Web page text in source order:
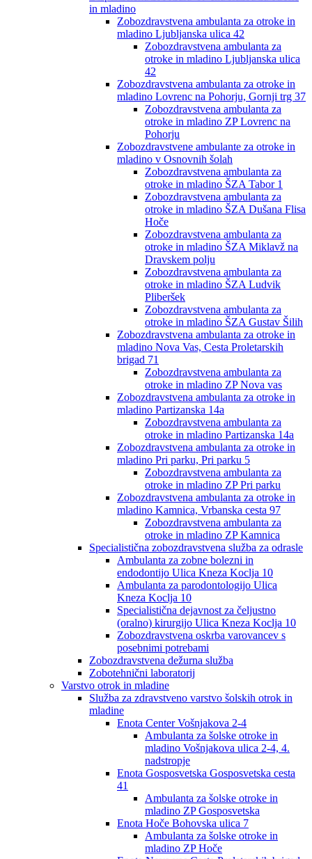
in mladino
Zobozdravstvena ambulanta za otroke in
mladino Ljubljanska ulica 42
Zobozdravstvena ambulanta za
otroke in mladino Ljubljanska ulica
42
Zobozdravstvena ambulanta za otroke in
mladino Lovrenc na Pohorju, Gornji trg 37
Zobozdravstvena ambulanta za
otroke in mladino ZP Lovrenc na
Pohorju
Zobozdravstvene ambulante za otroke in
mladino v Osnovnih šolah
Zobozdravstvena ambulanta za
otroke in mladino ŠZA Tabor 1
Zobozdravstvena ambulanta za
otroke in mladino ŠZA Dušana Flisa
Hoče
Zobozdravstvena ambulanta za
otroke in mladino ŠZA Miklavž na
Dravskem polju
Zobozdravstvena ambulanta za
otroke in mladino ŠZA Ludvik
Pliberšek
Zobozdravstvena ambulanta za
otroke in mladino ŠZA Gustav Šilih
Zobozdravstvena ambulanta za otroke in
mladino Nova Vas, Cesta Proletarskih
brigad 71
Zobozdravstvena ambulanta za
otroke in mladino ZP Nova vas
Zobozdravstvena ambulanta za otroke in
mladino Partizanska 14a
Zobozdravstvena ambulanta za
otroke in mladino Partizanska 14a
Zobozdravstvena ambulanta za otroke in
mladino Pri parku, Pri parku 5
Zobozdravstvena ambulanta za
otroke in mladino ZP Pri parku
Zobozdravstvena ambulanta za otroke in
mladino Kamnica, Vrbanska cesta 97
Zobozdravstvena ambulanta za
otroke in mladino ZP Kamnica
Specialistična zobozdravstvena služba za odrasle
Ambulanta za zobne bolezni in
endodontijo Ulica Kneza Koclja 10
Ambulanta za parodontologijo Ulica
Kneza Koclja 10
Specialistična dejavnost za čeljustno
(oralno) kirurgijo Ulica Kneza Koclja 10
Zobozdravstvena oskrba varovancev s
posebnimi potrebami
Zobozdravstvena dežurna služba
Zobotehnični laboratorij
Varstvo otrok in mladine
Služba za zdravstveno varstvo šolskih otrok in
mladine
Enota Center Vošnjakova 2-4
Ambulanta za šolske otroke in
mladino Vošnjakova ulica 2-4, 4.
nadstropje
Enota Gosposvetska Gosposvetska cesta
41
Ambulanta za šolske otroke in
mladino ZP Gosposvetska
Enota Hoče Bohovska ulica 7
Ambulanta za šolske otroke in
mladino ZP Hoče